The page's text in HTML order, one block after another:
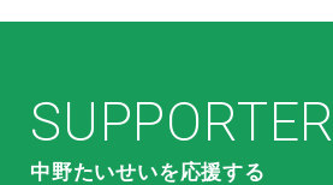
SUPPORTER
中野たいせいを応援する